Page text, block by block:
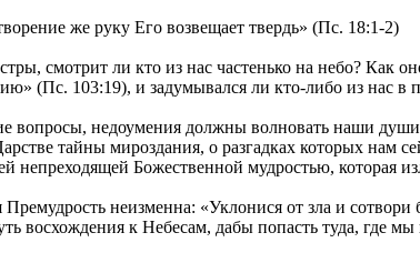
же руку Его возвещает твердь» (Пс. 18:1-2)
смотрит ли кто из нас частенько на небо? Как
(Пс. 103:19), и задумывался ли кто-либо из нас в
вопросы, недоумения должны волновать наши души
тайны мироздания, о разгадках которых нам
непреходящей Божественной мудростью, которая
Премудрость неизменна: «Уклонися от зла и
восхождения к Небесам, дабы попасть туда, где